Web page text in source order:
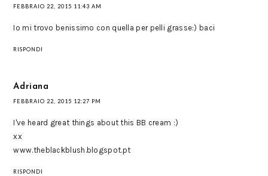
FEBBRAIO 22, 2015 11:43 AM
Io mi trovo benissimo con quella per pelli grasse:) baci
RISPONDI
Adriana
FEBBRAIO 22, 2015 12:27 PM
I've heard great things about this BB cream :)
xx
www.theblackblush.blogspot.pt
RISPONDI